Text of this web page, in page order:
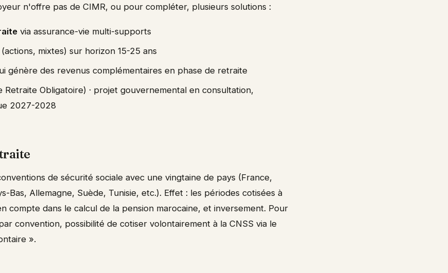
n'offre pas de CIMR, ou pour compléter, plusieurs solutions :
via assurance-vie multi-supports
(actions, mixtes) sur horizon 15-25 ans
génère des revenus complémentaires en phase de retraite
Retraite Obligatoire) · projet gouvernemental en consultation,
2027-2028
de sécurité sociale avec une vingtaine de pays (France,
Bas, Allemagne, Suède, Tunisie, etc.). Effet : les périodes cotisées à
compte dans le calcul de la pension marocaine, et inversement. Pour
convention, possibilité de cotiser volontairement à la CNSS via le
».